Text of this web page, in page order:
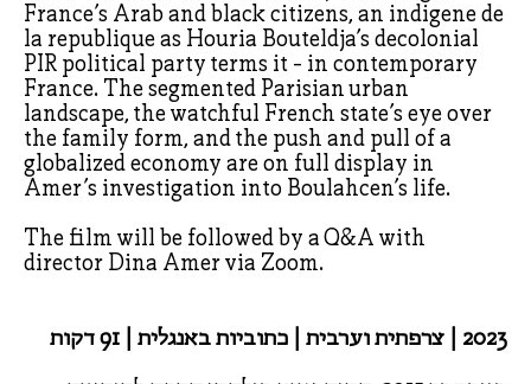
France’s Arab and black citizens, an indigene de
la republique as Houria Bouteldja’s decolonial
PIR political party terms it - in contemporary
France. The segmented Parisian urban
landscape, the watchful French state’s eye over
the family form, and the push and pull of a
globalized economy are on full display in
Amer’s investigation into Boulahcen’s life.
The film will be followed by a Q&A with
director Dina Amer via Zoom.
2023 | צרפתית וערבית | כתוביות באנגלית | 91 דקות